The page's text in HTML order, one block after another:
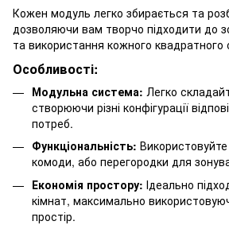
Кожен модуль легко збирається та
дозволяючи вам творчо підходити до
та використання кожного квадратного
Особливості:
Модульна система: Легко
створюючи різні конфігурації
потреб.
Функціональність:
комоди, або перегородки для
Економія простору: Ідеально
кімнат, максимально
простір.